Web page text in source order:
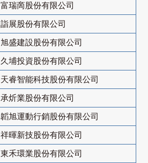
富瑞啇股份有限公司
詣展股份有限公司
旭盛建設股份有限公司
久埔投資股份有限公司
天睿智能科技股份有限公司
承炘業股份有限公司
韜旭運動行銷股份有限公司
祥暉新技股份有限公司
東禾環業股份有限公司